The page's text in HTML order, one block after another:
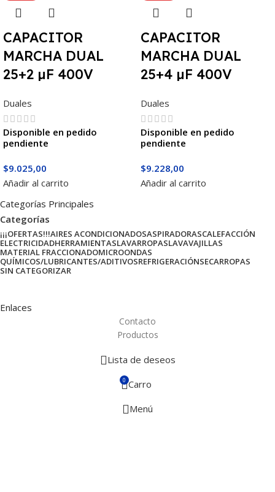
CAPACITOR
MARCHA DUAL
25+2 µF 400V
Duales
Disponible en pedido
pendiente
$9.025,00
Añadir al carrito
CAPACITOR
MARCHA DUAL
25+4 µF 400V
Duales
Disponible en pedido
pendiente
$9.228,00
Añadir al carrito
Categorías Principales
Categorías
¡¡¡OFERTAS!!!AIRES ACONDICIONADOSASPIRADORASCALEFACCIÓN
ELECTRICIDADHERRAMIENTASLAVARROPASLAVAVAJILLAS
MATERIAL FRACCIONADOMICROONDAS
QUÍMICOS/LUBRICANTES/ADITIVOSREFRIGERACIÓNSECARROPAS
SIN CATEGORIZAR
Enlaces
Contacto
Productos
Lista de deseos
0 Carro
Menú